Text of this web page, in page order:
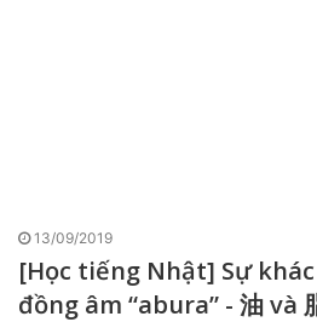
13/09/2019
[Học tiếng Nhật] Sự
đồng âm “abura” - 油 và